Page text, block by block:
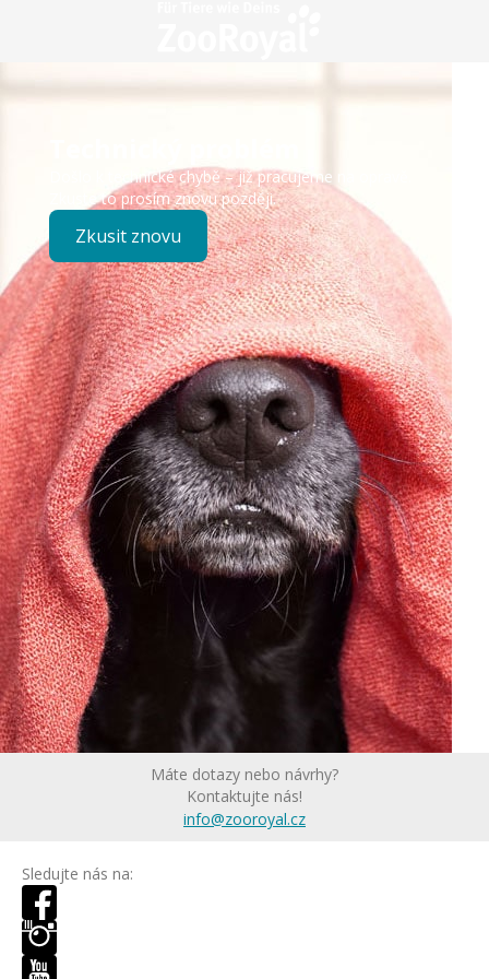
Došlo k technické chybě – již pracujeme na opravě.
Zkuste to prosím znovu později.
Zkusit znovu
Máte dotazy nebo návrhy?
Kontaktujte nás!
info@zooroyal.cz
Sledujte nás na: